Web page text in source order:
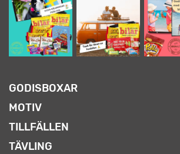
GODISBOXAR
MOTIV
TILLFÄLLEN
TÄVLING